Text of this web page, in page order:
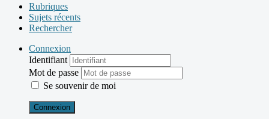
Rubriques
Sujets récents
Rechercher
Connexion
Identifiant
Mot de passe
Se souvenir de moi
Connexion